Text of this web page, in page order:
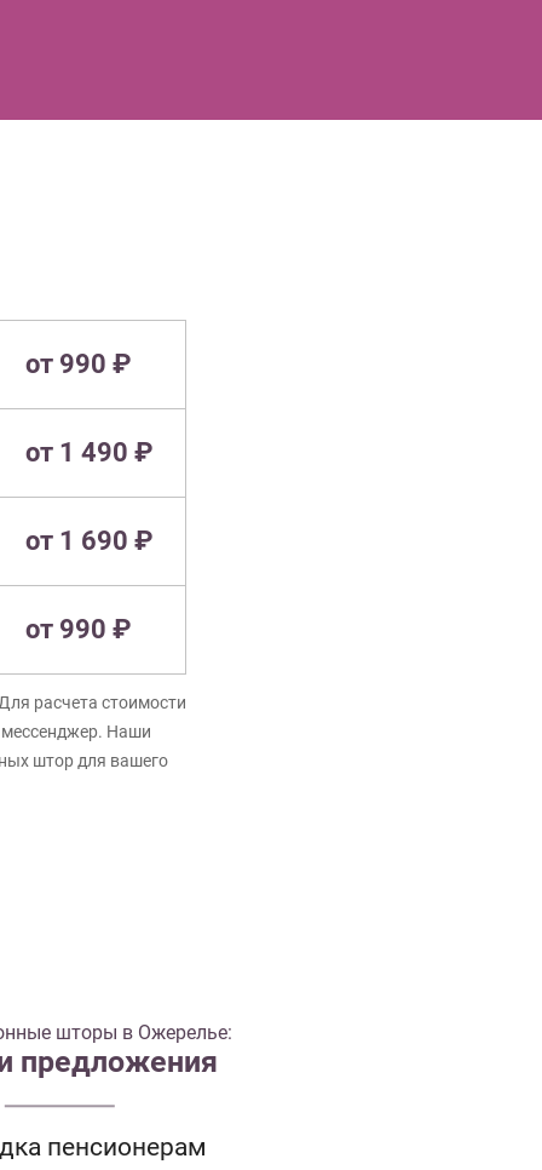
от 990 ₽
от 1 490 ₽
от 1 690 ₽
от 990 ₽
расчета стоимости
Наши
штор для вашего
шторы в Ожерелье:
предложения
пенсионерам